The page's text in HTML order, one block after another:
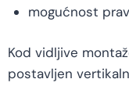
mogućnost
Kod vidljive
postavljen